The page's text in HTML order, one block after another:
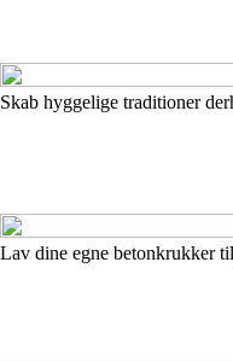
Skab hyggelige traditioner
Lav dine egne betonkrukker